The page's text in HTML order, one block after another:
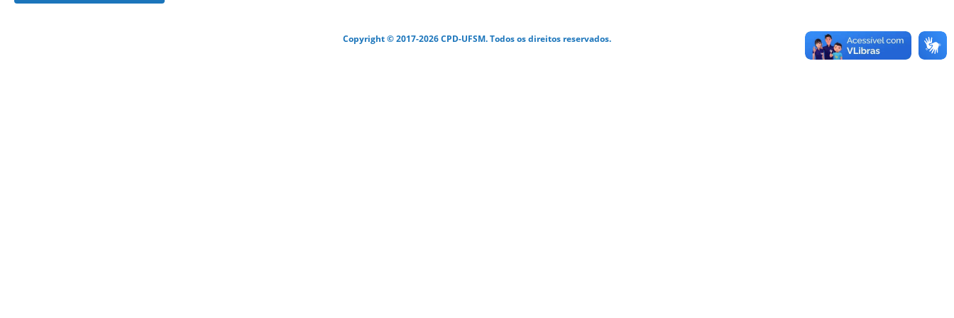
Copyright © 2017-2026 CPD-UFSM. Todos os direitos reservados.